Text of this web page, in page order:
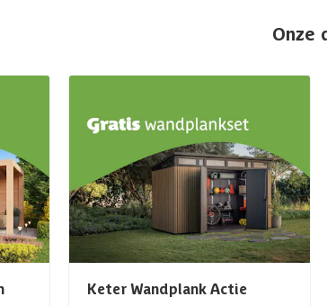
Onze
Keter Wandplank Actie